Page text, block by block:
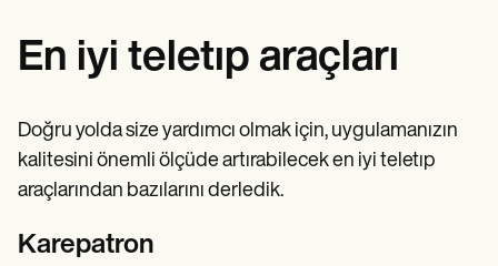
En iyi teletıp araçları
Doğru yolda size yardımcı olmak için, uygulamanızın
kalitesini önemli ölçüde artırabilecek en iyi teletıp
araçlarından bazılarını derledik.
Karepatron